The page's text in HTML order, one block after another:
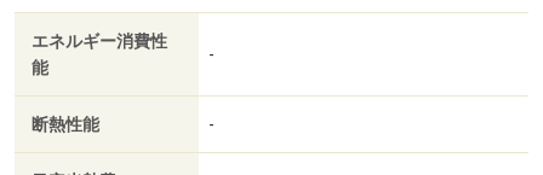
米窪田町店（コンビニ）まで９６９ｍ／コープ久米（スー
パー）まで１２７９ｍ／窪田小学校（小学校）まで１０４
０ｍ／久米中学校（中学校）まで８００ｍ/賃貸戸数:10戸
エネルギー消費性
能
-
断熱性能 -